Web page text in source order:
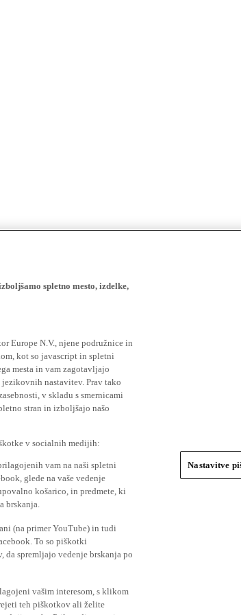
spletno mesto, izdelke,
Europe N.V., njene podružnice in
kot so javascript in spletni
mesta in vam zagotavljajo
nastavitev. Prav tako
v skladu s smernicami
stran in izboljšajo našo
v socialnih medijih:
vam na naši spletni
glede na vaše vedenje
košarico, in predmete, ki
brskanja.
(na primer YouTube) in tudi
To so piškotki
spremljajo vedenje brskanja po
vašim interesom, s klikom
teh piškotkov ali želite
Nastavitve